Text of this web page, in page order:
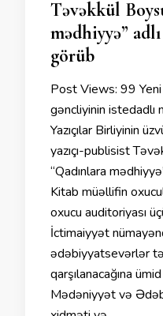
Təvəkkül
mədhiyyə”
görüb
Post Views: 99
gəncliyinin istedadlı
Yazıçılar Birliyinin
yazıçı-publisist
“Qadınlara
Kitab müəllifin
oxucu auditoriyası
İctimaiyyət
ədəbiyyatsevərlər
qarşılanacağına
Mədəniyyət və